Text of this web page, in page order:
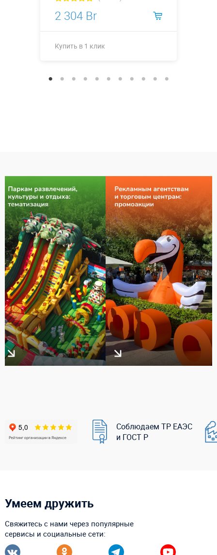
2 304 Br
Купить в 1 клик
Соблюдаем ТР ЕАЭС
и ГОСТ Р
Умеем дружить
Свяжитесь с нами через популярные
сервисы и социальные сети: